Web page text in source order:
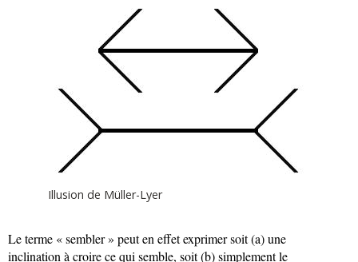
Illusion de Müller-Lyer
Le terme « sembler » peut en effet exprimer soit (a) une
inclination à croire ce qui semble, soit (b) simplement le